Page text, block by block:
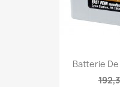
Batterie